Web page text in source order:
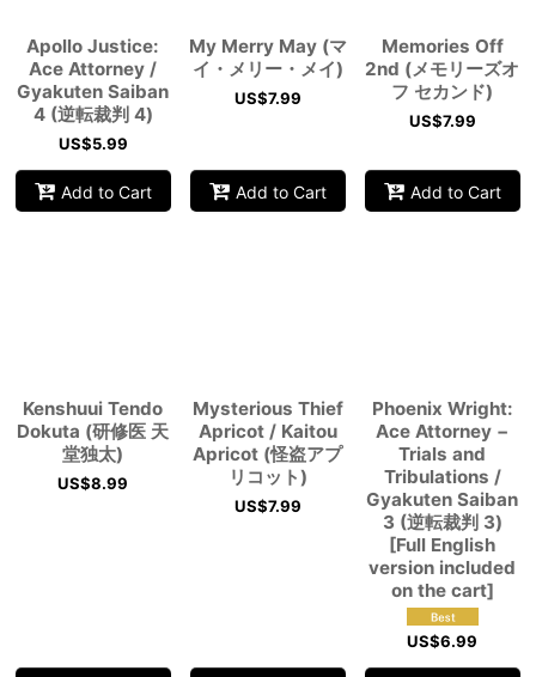
Apollo Justice:
Ace Attorney /
Gyakuten Saiban
4 (逆転裁判 4)
US$5.99
Add to Cart
My Merry May (マ
イ・メリー・メイ)
US$7.99
Add to Cart
Memories Off
2nd (メモリーズオ
フ セカンド)
US$7.99
Add to Cart
Kenshuui Tendo
Dokuta (研修医 天
堂独太)
US$8.99
Mysterious Thief
Apricot / Kaitou
Apricot (怪盗アプ
リコット)
US$7.99
Phoenix Wright:
Ace Attorney −
Trials and
Tribulations /
Gyakuten Saiban
3 (逆転裁判 3)
[Full English
version included
on the cart]
US$6.99